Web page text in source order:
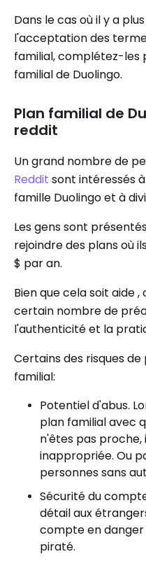
Dans le cas où il y a
l'acceptation des
familial, complétez-les
familial de Duolingo.
Plan familial de
reddit
Un grand nombre de
Reddit sont intéressés
famille Duolingo et à
Les gens sont
rejoindre des plans où
$ par an.
Bien que cela soit aide
certain nombre de
l'authenticité et la
Certains des risques
familial:
Potentiel d'abus.
plan familial avec
n'êtes pas
inappropriée. Ou
personnes sans
Sécurité du
détail aux
compte en
piraté.